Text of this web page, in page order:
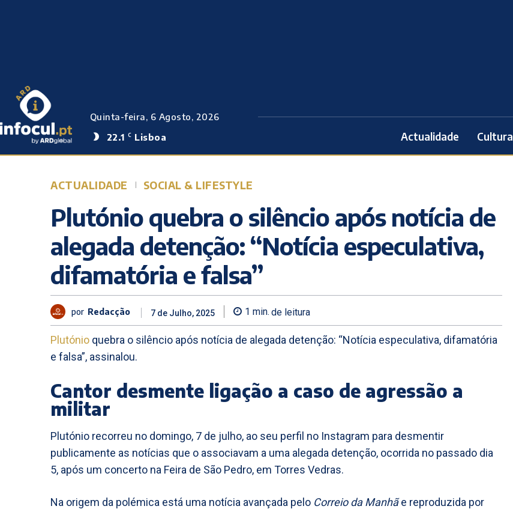
Quinta-feira, 6 Agosto, 2026
22.1 C Lisboa Actualidade Cultura
ACTUALIDADE SOCIAL & LIFESTYLE
Plutónio quebra o silêncio após notícia de
alegada detenção: “Notícia especulativa,
difamatória e falsa”
por Redacção 7 de Julho, 2025 1 min. de leitura
Plutónio quebra o silêncio após notícia de alegada detenção: “Notícia especulativa, difamatória
e falsa”, assinalou.
Cantor desmente ligação a caso de agressão a
militar
Plutónio recorreu no domingo, 7 de julho, ao seu perfil no Instagram para desmentir
publicamente as notícias que o associavam a uma alegada detenção, ocorrida no passado dia
5, após um concerto na Feira de São Pedro, em Torres Vedras.
Na origem da polémica está uma notícia avançada pelo Correio da Manhãe reproduzida por